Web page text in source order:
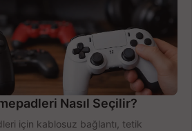
Nasıl Seçilir?
için kablosuz bağlantı, tetik